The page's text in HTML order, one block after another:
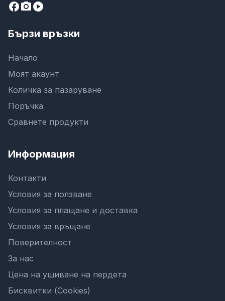
facebookcamera_altplay_circle
Бързи връзки
Начало
Моят акаунт
Количка за пазаруване
Поръчка
Сравнете продукти
Информация
Контакти
Условия за ползване
Условия за плащане и доставка
Условия за връщане
Поверителност
За нас
Цена на ушиване на пердета
Бисквитки (Cookies)